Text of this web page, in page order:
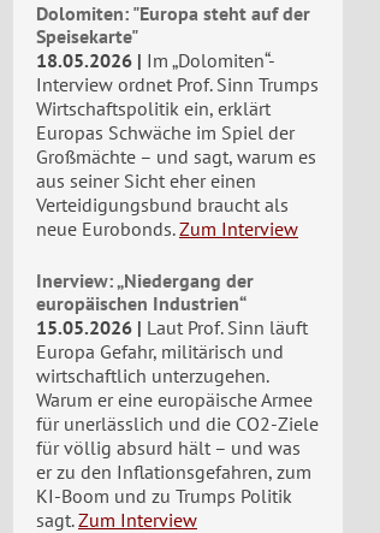
Dolomiten: "Europa steht auf der
Speisekarte"
18.05.2026
Im „Dolomiten“-
Interview ordnet Prof. Sinn Trumps
Wirtschaftspolitik ein, erklärt
Europas Schwäche im Spiel der
Großmächte – und sagt, warum es
aus seiner Sicht eher einen
Verteidigungsbund braucht als
neue Eurobonds. Zum Interview
Inerview: „Niedergang der
europäischen Industrien“
15.05.2026
Laut Prof. Sinn läuft
Europa Gefahr, militärisch und
wirtschaftlich unterzugehen.
Warum er eine europäische Armee
für unerlässlich und die CO2-Ziele
für völlig absurd hält – und was
er zu den Inflationsgefahren, zum
KI-Boom und zu Trumps Politik
sagt. Zum Interview